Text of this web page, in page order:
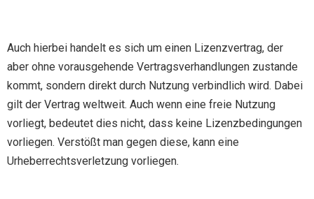
Auch hierbei handelt es sich um einen Lizenzvertrag, der
aber ohne vorausgehende Vertragsverhandlungen zustande
kommt, sondern direkt durch Nutzung verbindlich wird. Dabei
gilt der Vertrag weltweit. Auch wenn eine freie Nutzung
vorliegt, bedeutet dies nicht, dass keine Lizenzbedingungen
vorliegen. Verstößt man gegen diese, kann eine
Urheberrechtsverletzung vorliegen.